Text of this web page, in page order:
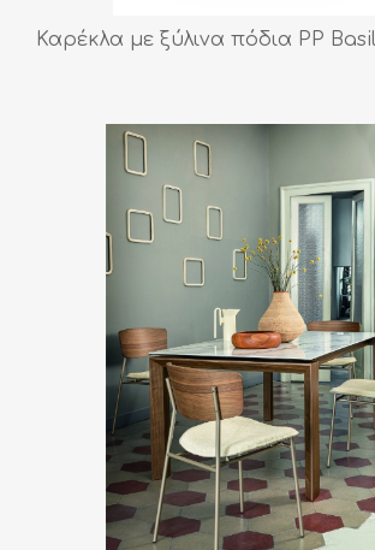
Καρέκλα με ξύλινα πόδια PP Basil